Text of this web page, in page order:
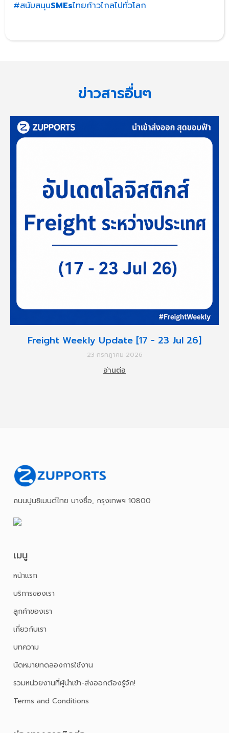
#สนับสนุนSMEsไทยก้าวไกลไปทั่วโลก
ข่าวสารอื่นๆ
Freight Weekly Update [17 - 23 Jul 26]
23 กรกฎาคม 2026
อ่านต่อ
ถนนปูนซิเมนต์ไทย บางซื่อ, กรุงเทพฯ 10800
เมนู
หน้าเเรก
บริการของเรา
ลูกค้าของเรา
เกี่ยวกับเรา
บทความ
นัดหมายทดลองการใช้งาน
รวมหน่วยงานที่ผู้นำเข้า-ส่งออกต้องรู้จัก!
Terms and Conditions